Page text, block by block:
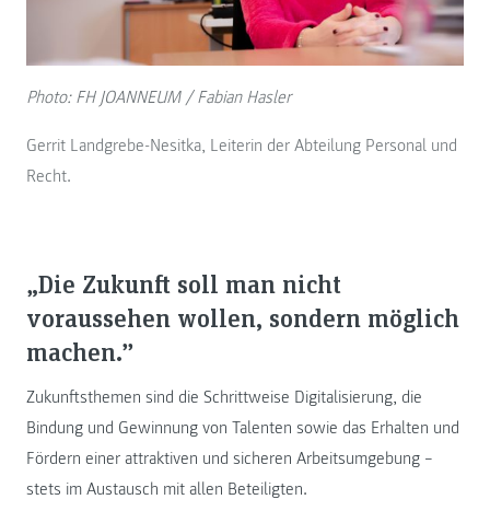
Photo: FH JOANNEUM / Fabian Hasler
Gerrit Landgrebe-Nesitka, Leiterin der Abteilung Personal und
Recht.
„Die Zukunft soll man nicht
voraussehen wollen, sondern möglich
machen.”
Zukunftsthemen sind die Schrittweise Digitalisierung, die
Bindung und Gewinnung von Talenten sowie das Erhalten und
Fördern einer attraktiven und sicheren Arbeitsumgebung –
stets im Austausch mit allen Beteiligten.